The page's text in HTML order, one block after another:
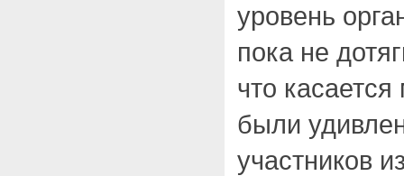
уровень
пока не
что
были
участников